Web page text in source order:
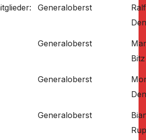
Generaloberst
Ralf
Generaloberst
Bitz
Generaloberst
Generaloberst